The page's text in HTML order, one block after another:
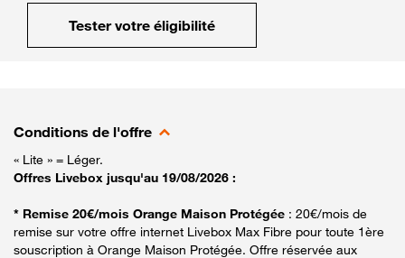
Tester votre éligibilité
Conditions de l'offre
« Lite » = Léger.
Offres Livebox jusqu'au 19/08/2026 :
* Remise 20€/mois Orange Maison Protégée : 20€/mois de
remise sur votre offre internet Livebox Max Fibre pour toute 1ère
souscription à Orange Maison Protégée. Offre réservée aux